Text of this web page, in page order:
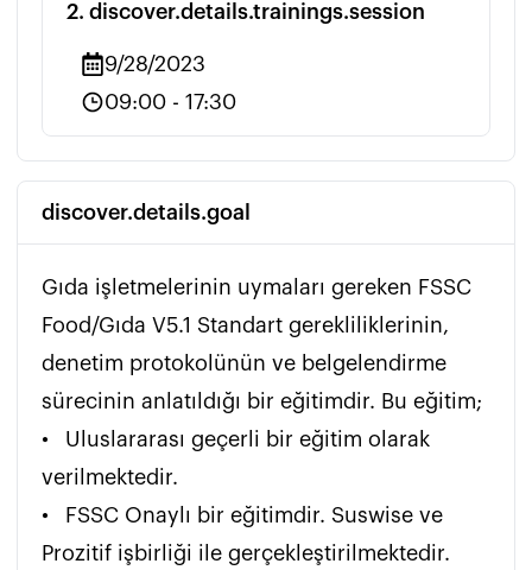
2. discover.details.trainings.session
9/28/2023
09:00 - 17:30
discover.details.goal
Gıda işletmelerinin uymaları gereken FSSC
Food/Gıda V5.1 Standart gerekliliklerinin,
denetim protokolünün ve belgelendirme
sürecinin anlatıldığı bir eğitimdir. Bu eğitim;
•	Uluslararası geçerli bir eğitim olarak
verilmektedir.
•	FSSC Onaylı bir eğitimdir. Suswise ve
Prozitif işbirliği ile gerçekleştirilmektedir.